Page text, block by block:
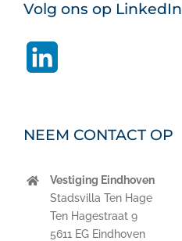
Volg ons op LinkedIn
NEEM CONTACT OP
Vestiging Eindhoven
Stadsvilla Ten Hage
Ten Hagestraat 9
5611 EG Eindhoven